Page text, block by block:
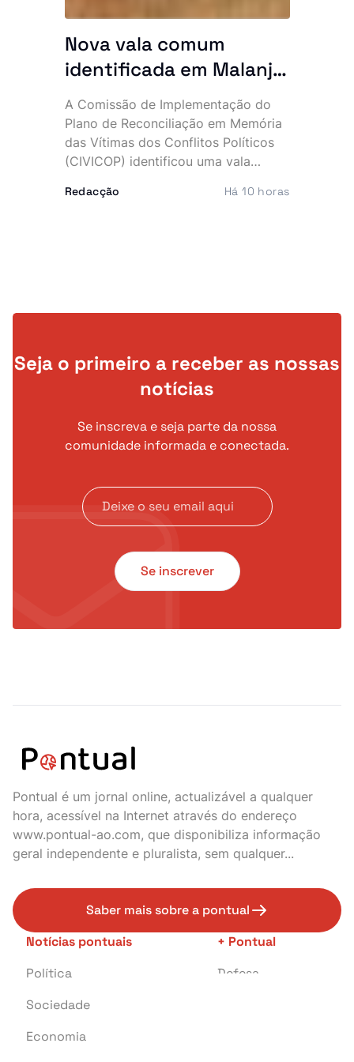
Nova vala comum
identificada em Malanje
com 41 corpos
A Comissão de Implementação do
Plano de Reconciliação em Memória
das Vítimas dos Conflitos Políticos
(CIVICOP) identificou uma vala
de Quirima, província de Malanje,
Redacção Há 10 horas
Seja o primeiro a receber as nossas
notícias
Se inscreva e seja parte da nossa
comunidade informada e conectada.
Se inscrever
Pontual é um jornal online, actualizável a qualquer
hora, acessível na Internet através do endereço
www.pontual-ao.com, que disponibiliza informação
geral independente e pluralista, sem qualquer...
Saber mais sobre a pontual
Notícias pontuais
Política
Sociedade
Economia
+ Pontual
Defesa